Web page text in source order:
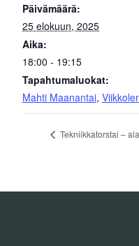
Päivämäärä:
25 elokuun, 2025
Aika:
18:00 - 19:15
Tapahtumaluokat:
Mahti Maanantai,
Tekniikkatorstai –